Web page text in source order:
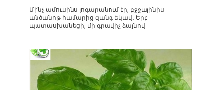
Մինչ ամուսինս լոգարանում էր, բջջայինիս
անծանոթ համարից զանգ եկավ․ Երբ
պատասխանեցի, մի գրավիչ ձայնով